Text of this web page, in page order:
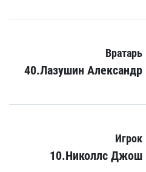
Вратарь
40.Лазушин Александр
Игрок
10.Николлс Джош